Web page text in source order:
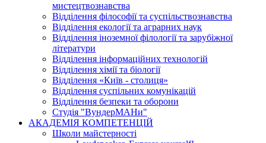
мистецтвознавства
Відділення філософії та суспільствознавства
Відділення екології та аграрних наук
Відділення іноземної філології та зарубіжної
літератури
Відділення інформаційних технологій
Відділення хімії та біології
Відділення «Київ - столиця»
Відділення суспільних комунікацій
Відділення безпеки та оборони
Студія "ВундерМАНи"
АКАДЕМІЯ КОМПЕТЕНЦІЙ
Школи майстерності